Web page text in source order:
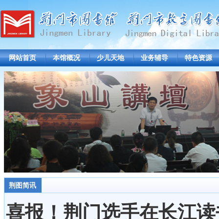
网站首页 本馆概况 少儿天地 业务辅导 特色资源
荆图简讯
喜报！荆门选手在长江